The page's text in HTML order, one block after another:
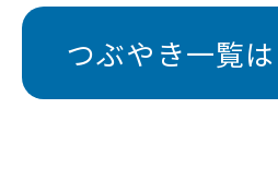
つぶやき一覧